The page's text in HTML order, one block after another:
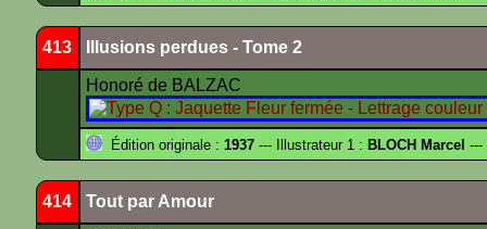
413 Illusions perdues - Tome 2
Honoré de BALZAC
Édition originale : 1937 --- Illustrateur 1 : BLOCH Marcel ---
414 Tout par Amour